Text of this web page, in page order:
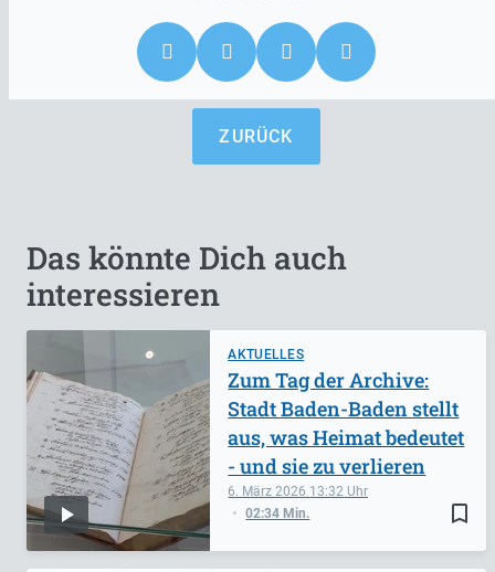
ZURÜCK
Das könnte Dich auch
interessieren
AKTUELLES
bookmark_border
6. März 2026 13:32
02:34 Min.
Zum Tag der Archive:
Stadt Baden-Baden stellt
aus, was Heimat bedeutet
- und sie zu verlieren